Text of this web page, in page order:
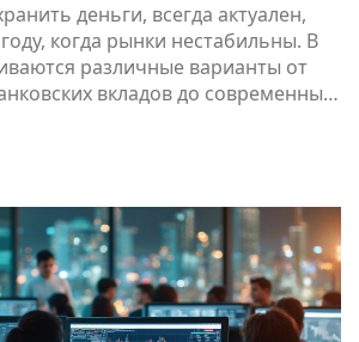
деньги, всегда актуален,
когда рынки нестабильны. В
различные варианты от
вкладов до современных
Разбираем, как защитить свои
роста капитала. Читателям
советы и интересные
и возможностей позволит
решения.